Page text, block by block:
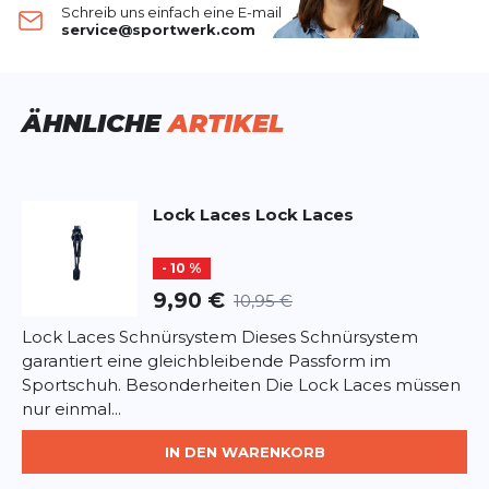
Deine Bewertung:
Vorname
Rezension
Rezension
Pflichtfelder
BEWERTUNG HINZUFÜGEN
Schreib uns einfach eine E-mail
service@sportwerk.com
ÄHNLICHEARTIKEL
Lock Laces Lock Laces
- 10 %
9,90 € 10,95 €
Lock Laces Schnürsystem Dieses Schnürsystem
garantiert eine gleichbleibende Passform im
Sportschuh. Besonderheiten Die Lock Laces müssen
nur einmal...
IN DEN WARENKORB